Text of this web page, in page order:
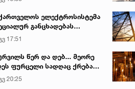
ელექტროსისტემა
განცხადებას
17:51
წერ და დებ... მეორე
ფურცელი სადღაც ქრება
სურვილი სრულდება...“ -
ტაძარი შიდა
20:25